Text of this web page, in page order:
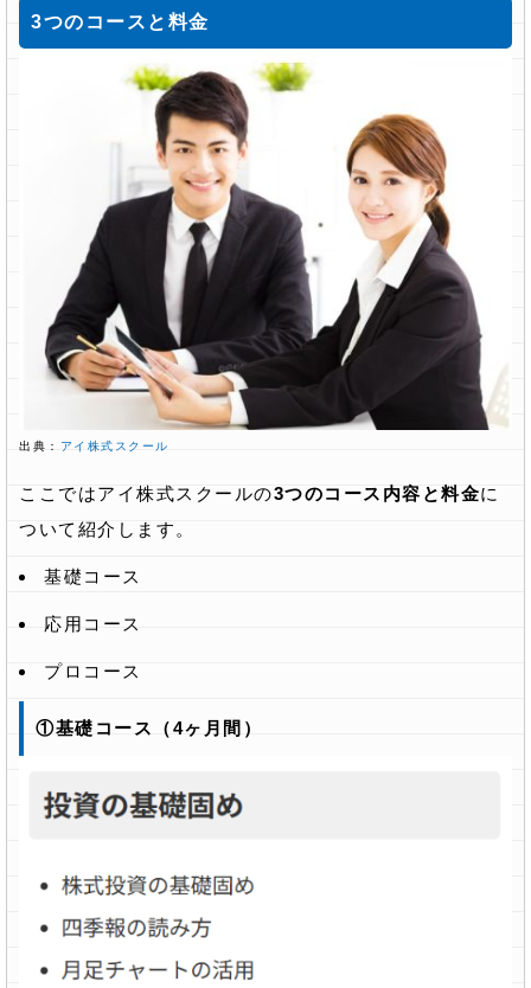
3つのコースと料金
出典： アイ株式スクール
ここではアイ株式スクールの3つのコース内容と料金に
ついて紹介します。
基礎コース
応用コース
プロコース
①基礎コース（4ヶ月間）